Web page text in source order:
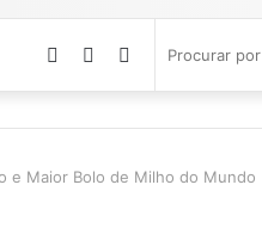
Switch
skin
Barra
Lateral
Artigo
aleatório
e Maior Bolo de Milho do Mundo